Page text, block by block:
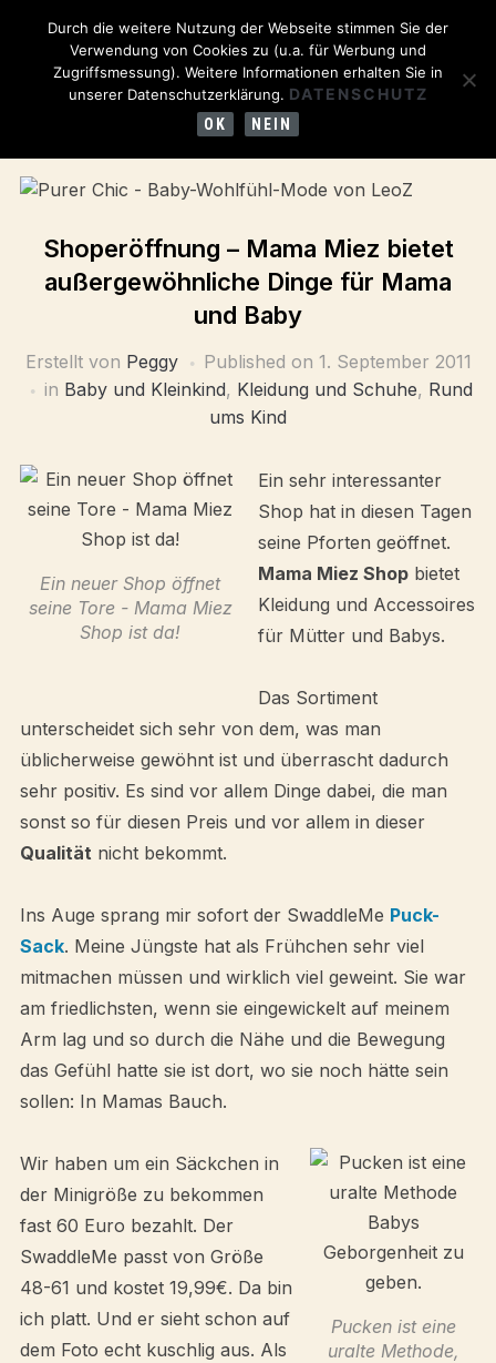
Shoperöffnung – Mama Miez bietet
außergewöhnliche Dinge für Mama
und Baby
Erstellt von Peggy Published on 1. September 2011
in Baby und Kleinkind, Kleidung und Schuhe, Rund
ums Kind
Ein neuer Shop öffnet
seine Tore - Mama Miez
Shop ist da!
Ein sehr interessanter
Shop hat in diesen Tagen
seine Pforten geöffnet.
Mama Miez Shopbietet
Kleidung und Accessoires
für Mütter und Babys.
Das Sortiment
unterscheidet sich sehr von dem, was man
üblicherweise gewöhnt ist und überrascht dadurch
sehr positiv. Es sind vor allem Dinge dabei, die man
sonst so für diesen Preis und vor allem in dieser
Qualität nicht bekommt.
Ins Auge sprang mir sofort der SwaddleMe Puck-
Sack. Meine Jüngste hat als Frühchen sehr viel
mitmachen müssen und wirklich viel geweint. Sie war
am friedlichsten, wenn sie eingewickelt auf meinem
Arm lag und so durch die Nähe und die Bewegung
das Gefühl hatte sie ist dort, wo sie noch hätte sein
sollen: In Mamas Bauch.
Pucken ist eine
uralte Methode,
Wir haben um ein Säckchen in
der Minigröße zu bekommen
fast 60 Euro bezahlt. Der
SwaddleMe passt von Größe
48-61 und kostet 19,99€. Da bin
ich platt. Und er sieht schon auf
dem Foto echt kuschlig aus. Als
Durch die weitere Nutzung der Webseite stimmen Sie der
Verwendung von Cookies zu (u.a. für Werbung und
Zugriffsmessung). Weitere Informationen erhalten Sie in
unserer Datenschutzerklärung. DATENSCHUTZ
OK NEIN